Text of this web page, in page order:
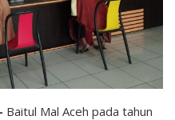
- Baitul Mal Aceh pada tahun